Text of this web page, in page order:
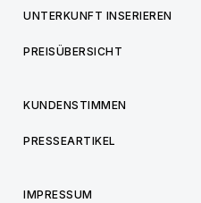
UNTERKUNFT INSERIEREN
PREISÜBERSICHT
KUNDENSTIMMEN
PRESSEARTIKEL
IMPRESSUM